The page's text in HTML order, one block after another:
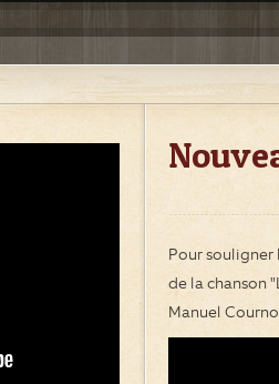
Pour souligner
de la chanson
Manuel